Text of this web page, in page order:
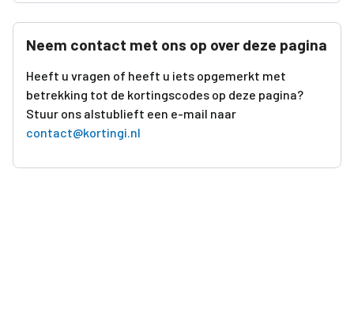
Neem contact met ons op over deze pagina
Heeft u vragen of heeft u iets opgemerkt met
betrekking tot de kortingscodes op deze pagina?
Stuur ons alstublieft een e-mail naar
contact@kortingi.nl